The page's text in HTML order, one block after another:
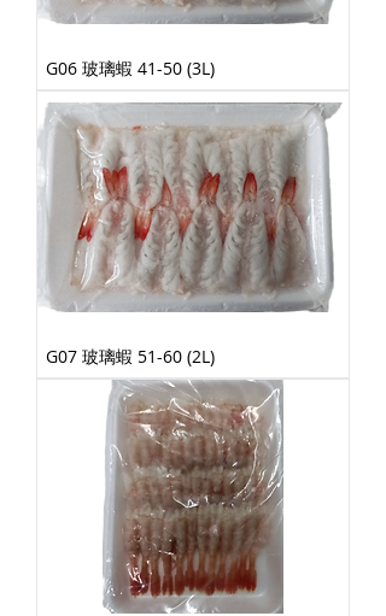
G06 玻璃蝦 41-50 (3L)
G07 玻璃蝦 51-60 (2L)